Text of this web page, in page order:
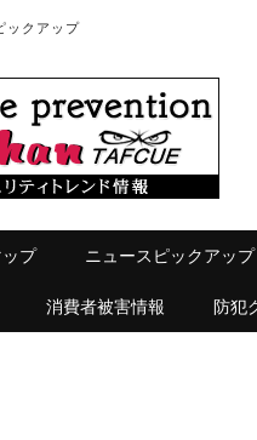
ックアップ
ニュー
プ ニュースピックアップ
消費者被害情報 防犯